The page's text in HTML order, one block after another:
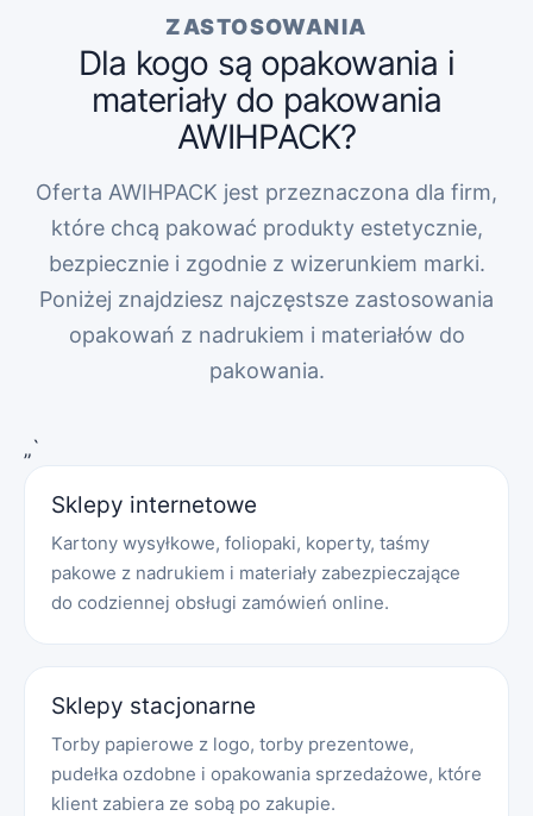
ZASTOSOWANIA
Dla kogo są opakowania i
materiały do pakowania
AWIHPACK?
Oferta AWIHPACK jest przeznaczona dla firm,
które chcą pakować produkty estetycznie,
bezpiecznie i zgodnie z wizerunkiem marki.
Poniżej znajdziesz najczęstsze zastosowania
opakowań z nadrukiem i materiałów do
pakowania.
„`
Sklepy internetowe
Kartony wysyłkowe, foliopaki, koperty, taśmy
pakowe z nadrukiem i materiały zabezpieczające
do codziennej obsługi zamówień online.
Sklepy stacjonarne
Torby papierowe z logo, torby prezentowe,
pudełka ozdobne i opakowania sprzedażowe, które
klient zabiera ze sobą po zakupie.